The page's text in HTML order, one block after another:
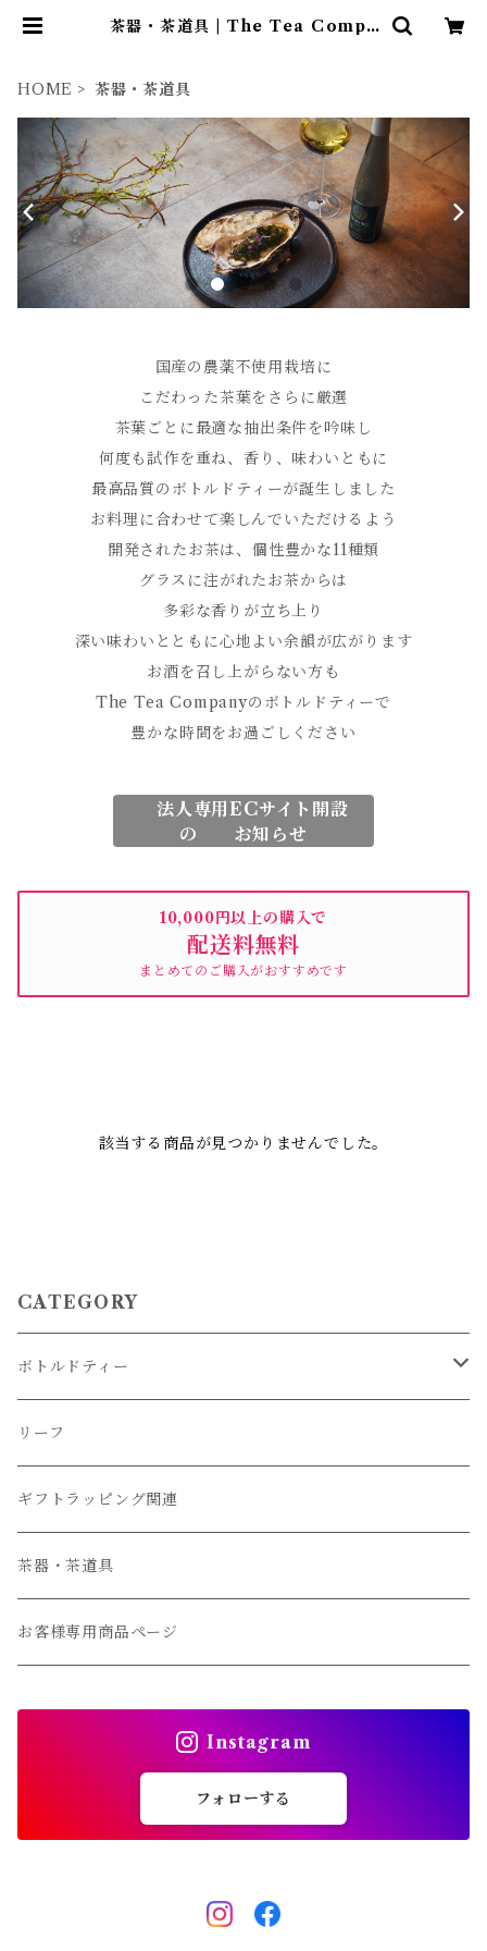
茶器・茶道具 | The Tea Compa
HOME 茶器・茶道具
国産の農薬不使用栽培に
こだわった茶葉をさらに厳選
茶葉ごとに最適な抽出条件を吟味し
何度も試作を重ね、香り、味わいともに
最高品質のボトルドティーが誕生しました
お料理に合わせて楽しんでいただけるよう
開発されたお茶は、個性豊かな11種類
グラスに注がれたお茶からは
多彩な香りが立ち上り
深い味わいとともに心地よい余韻が広がります
お酒を召し上がらない方も
The Tea Companyのボトルドティーで
豊かな時間をお過ごしください
法人専用ECサイト開設
の お知らせ
10,000円以上の購入で
配送料無料
まとめてのご購入がおすすめです
該当する商品が見つかりませんでした。
CATEGORY
ボトルドティー
冷蔵便商品
常温便商品
ギフト商品
冷蔵便
リーフ
ギフトラッピング関連
茶器・茶道具
お客様専用商品ページ
Instagram
フォローする